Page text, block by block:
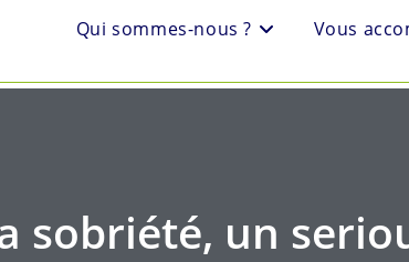
Qui sommes-nous ? Vous
sobriété, un